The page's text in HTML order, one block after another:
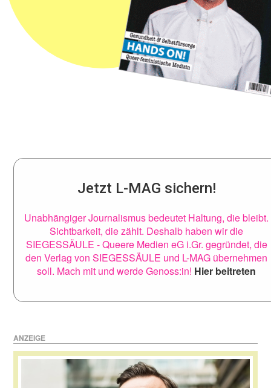
Jetzt L-MAG sichern!
Unabhängiger Journalismus bedeutet Haltung, die bleibt.
Sichtbarkeit, die zählt. Deshalb haben wir die
SIEGESSÄULE - Queere Medien eG i.Gr. gegründet, die
den Verlag von SIEGESSÄULE und L-MAG übernehmen
soll. Mach mit und werde Genoss:in! Hier beitreten
ANZEIGE